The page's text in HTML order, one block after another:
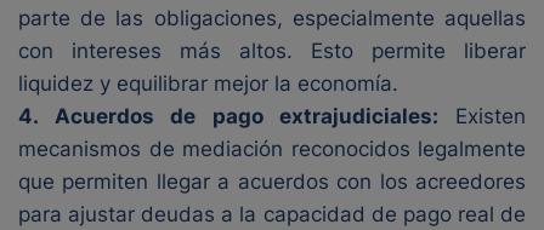
parte de las obligaciones, especialmente aquellas
con intereses más altos. Esto permite liberar
liquidez y equilibrar mejor la economía.
4. Acuerdos de pago extrajudiciales: Existen
mecanismos de mediación reconocidos legalmente
que permiten llegar a acuerdos con los acreedores
para ajustar deudas a la capacidad de pago real de